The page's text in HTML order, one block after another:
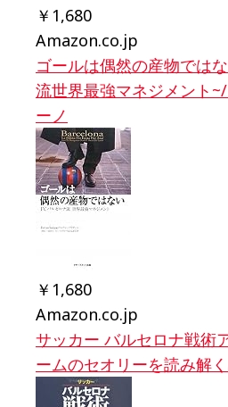
￥1,680
Amazon.co.jp
ゴールは偶然の産物では
流世界最強マネジメント
ーノ
￥1,680
Amazon.co.jp
サッカー バルセロナ戦術
ームのセオリーを読み解